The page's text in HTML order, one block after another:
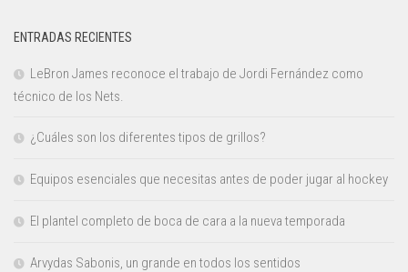
ENTRADAS RECIENTES
LeBron James reconoce el trabajo de Jordi Fernández como
técnico de los Nets.
¿Cuáles son los diferentes tipos de grillos?
Equipos esenciales que necesitas antes de poder jugar al hockey
El plantel completo de boca de cara a la nueva temporada
Arvydas Sabonis, un grande en todos los sentidos